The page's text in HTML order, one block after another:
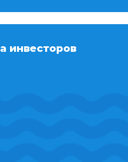
инвесторов